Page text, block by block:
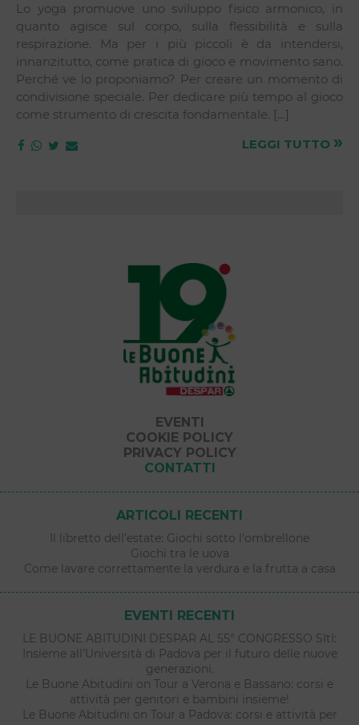
Lo yoga promuove uno sviluppo fisico armonico, in
quanto agisce sul corpo, sulla flessibilità e sulla
respirazione. Ma per i più piccoli è da intendersi,
innanzitutto, come pratica di gioco e movimento sano.
Perché ve lo proponiamo? Per creare un momento di
condivisione speciale. Per dedicare più tempo al gioco
come strumento di crescita fondamentale. […]
LEGGI TUTTO »
EVENTI
COOKIE POLICY
PRIVACY POLICY
CONTATTI
ARTICOLI RECENTI
Il libretto dell’estate: Giochi sotto l’ombrellone
Giochi tra le uova
Come lavare correttamente la verdura e la frutta a casa
EVENTI RECENTI
LE BUONE ABITUDINI DESPAR AL 55° CONGRESSO SItI:
Insieme all’Università di Padova per il futuro delle nuove
generazioni.
Le Buone Abitudini on Tour a Verona e Bassano: corsi e
attività per genitori e bambini insieme!
Le Buone Abitudini on Tour a Padova: corsi e attività per